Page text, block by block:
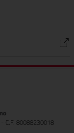
C.F. 80088230018